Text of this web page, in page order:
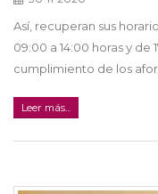
Así, recuperan sus
09:00 a 14:00 horas y de
cumplimiento de los
Leer más...